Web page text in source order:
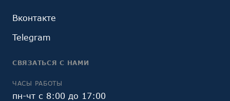
Вконтакте
Telegram
СВЯЗАТЬСЯ С НАМИ
ЧАСЫ РАБОТЫ
пн-чт с 8:00 до 17:00